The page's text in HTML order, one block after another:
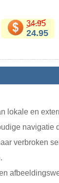
34.95
24.95
lokale en
navigatie
verbroken